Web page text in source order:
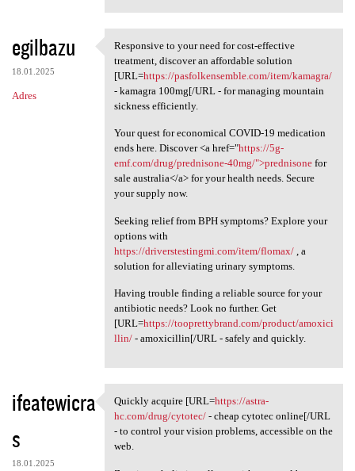
egilbazu
18.01.2025
Adres
Responsive to your need for
Responsive to your need for cost-effective
treatment, discover an affordable solution
[URL=https://pasfolkensemble.com/item/kamagra/
- kamagra 100mg[/URL - for managing mountain
sickness efficiently.
Your quest for economical COVID-19 medication
ends here. Discover <a href="https://5g-
emf.com/drug/prednisone-40mg/">prednisonefor
sale australia</a> for your health needs. Secure
your supply now.
Seeking relief from BPH symptoms? Explore your
options with
https://driverstestingmi.com/item/flomax/, a
solution for alleviating urinary symptoms.
Having trouble finding a reliable source for your
antibiotic needs? Look no further. Get
[URL=https://tooprettybrand.com/product/amoxici
llin/- amoxicillin[/URL - safely and quickly.
ifeatewicra
s
18.01.2025
Quickly acquire [URL=https:/
Quickly acquire [URL=https://astra-
hc.com/drug/cytotec/- cheap cytotec online[/URL
- to control your vision problems, accessible on the
web.